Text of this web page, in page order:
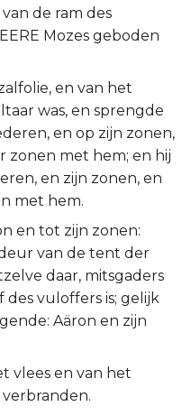
de ram des
Mozes geboden
en van het
was, en sprengde
en op zijn zonen,
zonen met hem; en hij
en zijn zonen, en
met hem.
en tot zijn zonen:
van de tent der
daar, mitsgaders
vuloffers is; gelijk
Aäron en zijn
vlees en van het